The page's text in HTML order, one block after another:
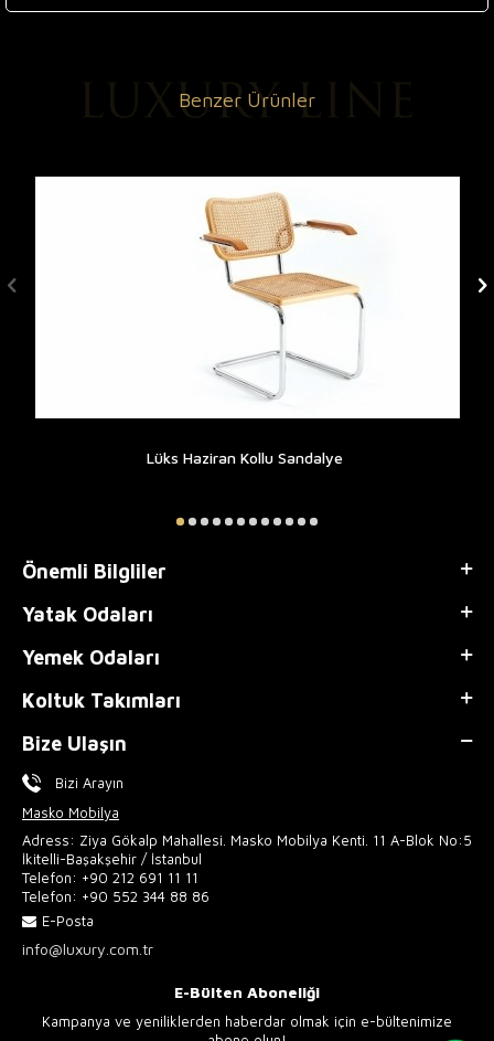
Benzer Ürünler
Lüks Haziran Kollu Sandalye
Önemli Bilgliler
Yatak Odaları
Yemek Odaları
Koltuk Takımları
Bize Ulaşın
Bizi Arayın
Masko Mobilya
Adress: Ziya Gökalp Mahallesi. Masko Mobilya Kenti. 11 A-Blok No:5
İkitelli-Başakşehir / İstanbul
Telefon: +90 212 691 11 11
Telefon: +90 552 344 88 86
E-Posta
info@luxury.com.tr
E-Bülten Aboneliği
Kampanya ve yeniliklerden haberdar olmak için e-bültenimize